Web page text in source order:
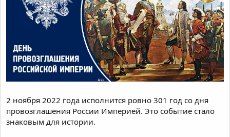
2 ноября 2022 года исполнится ровно 301 год со дня
провозглашения России Империей. Это событие стало
знаковым для истории.